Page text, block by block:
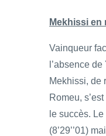
Mekhissi en
Vainqueur
l’absence
Mekhissi, de
Romeu,
le succès.
(8’29’’01)